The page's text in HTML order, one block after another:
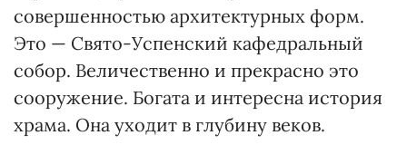
совершенностью архитектурных форм.
Это — Свято-Успенский кафедральный
собор. Величественно и прекрасно это
сооружение. Богата и интересна история
храма. Она уходит в глубину веков.